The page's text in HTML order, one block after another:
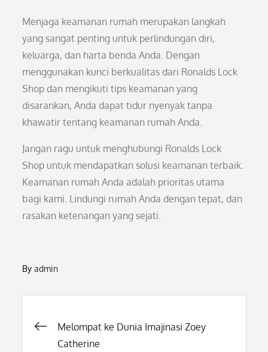
Menjaga keamanan rumah merupakan langkah
yang sangat penting untuk perlindungan diri,
keluarga, dan harta benda Anda. Dengan
menggunakan kunci berkualitas dari Ronalds Lock
Shop dan mengikuti tips keamanan yang
disarankan, Anda dapat tidur nyenyak tanpa
khawatir tentang keamanan rumah Anda.
Jangan ragu untuk menghubungi Ronalds Lock
Shop untuk mendapatkan solusi keamanan terbaik.
Keamanan rumah Anda adalah prioritas utama
bagi kami. Lindungi rumah Anda dengan tepat, dan
rasakan ketenangan yang sejati.
Byadmin
Post
Melompat ke Dunia Imajinasi Zoey
Catherine